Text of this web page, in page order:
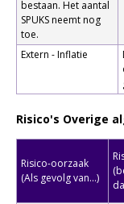
bestaan. Het aantal
SPUKS neemt nog
toe.
Extern - Inflatie
Risico's Overige
Risico-oorzaak
(Als gevolg van...)